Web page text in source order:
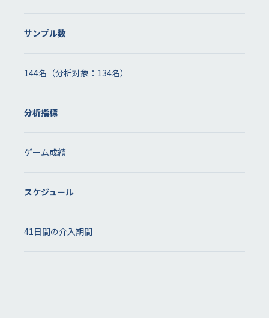
サンプル数
144名（分析対象：134名）
分析指標
ゲーム成績
スケジュール
41日間の介入期間